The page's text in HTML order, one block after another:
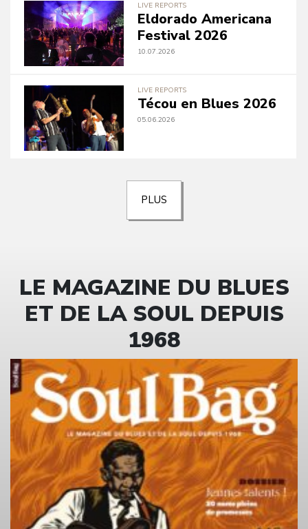
LIVE REPORTS
Eldorado Americana
Festival 2026
10.07.2026
LIVE REPORTS
Técou en Blues 2026
05.06.2026
PLUS
LE MAGAZINE DU BLUES
ET DE LA SOUL DEPUIS
1968